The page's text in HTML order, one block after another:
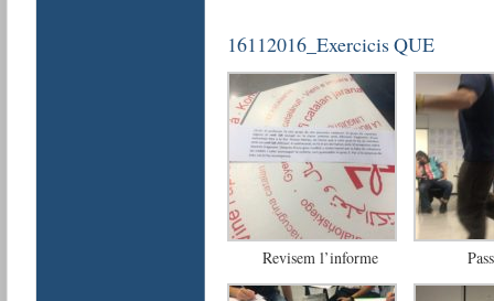
16112016_Exercicis QUE
Revisem l’informe